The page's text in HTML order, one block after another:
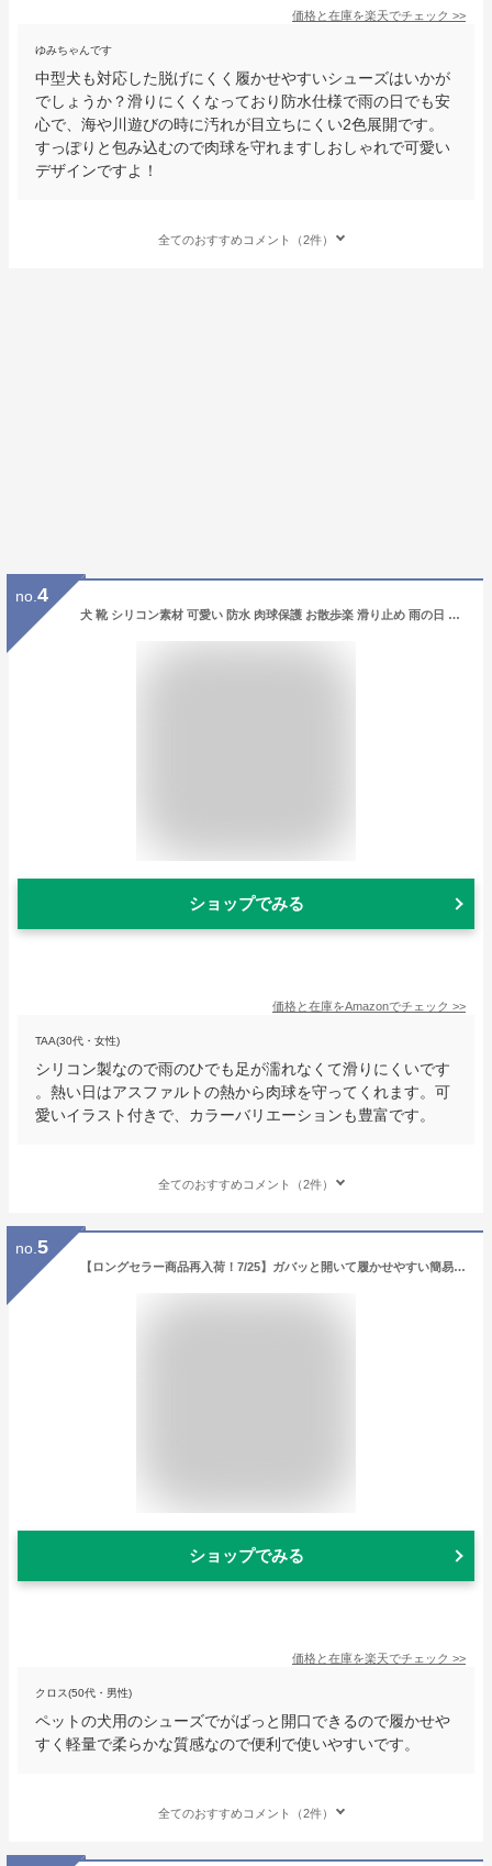
価格と在庫を楽天でチェック >>
ゆみちゃんです
中型犬も対応した脱げにくく履かせやすいシューズはいかが
でしょうか？滑りにくくなっており防水仕様で雨の日でも安
心で、海や川遊びの時に汚れが目立ちにくい2色展開です。
すっぽりと包み込むので肉球を守れますしおしゃれで可愛い
デザインですよ！
全てのおすすめコメント（2件）
no. 4
犬 靴 シリコン素材 可愛い 防水 肉球保護 お散歩楽 滑り止め 雨の日 雪の日 ブーツ シューズ (S, レッド)
ショップでみる
価格と在庫をAmazonでチェック >>
TAA(30代・女性)
シリコン製なので雨のひでも足が濡れなくて滑りにくいです
。熱い日はアスファルトの熱から肉球を守ってくれます。可
愛いイラスト付きで、カラーバリエーションも豊富です。
全てのおすすめコメント（2件）
no. 5
【ロングセラー商品再入荷！7/25】ガバッと開いて履かせやすい簡易シューズ★軽くて柔らか♪ブラックピンクブルーSMLXL汚れケガ虫刺され防止足裏保護小型犬用靴4個セットアウトレット価格
ショップでみる
価格と在庫を楽天でチェック >>
クロス(50代・男性)
ペットの犬用のシューズでがばっと開口できるので履かせや
すく軽量で柔らかな質感なので便利で使いやすいです。
全てのおすすめコメント（2件）